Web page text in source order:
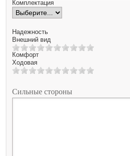
Комплектация
Надежность
Внешний вид
Комфорт
Ходовая
Сильные стороны